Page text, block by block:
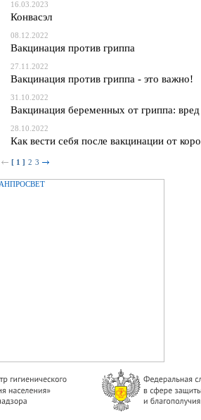
16.03.2023
Конвасэл
08.12.2022
Вакцинация против гриппа
27.11.2022
Вакцинация против гриппа - это важно!
31.10.2022
Вакцинация беременных от гриппа: вред
28.10.2022
Как вести себя после вакцинации от
[ 1 ] 2 3